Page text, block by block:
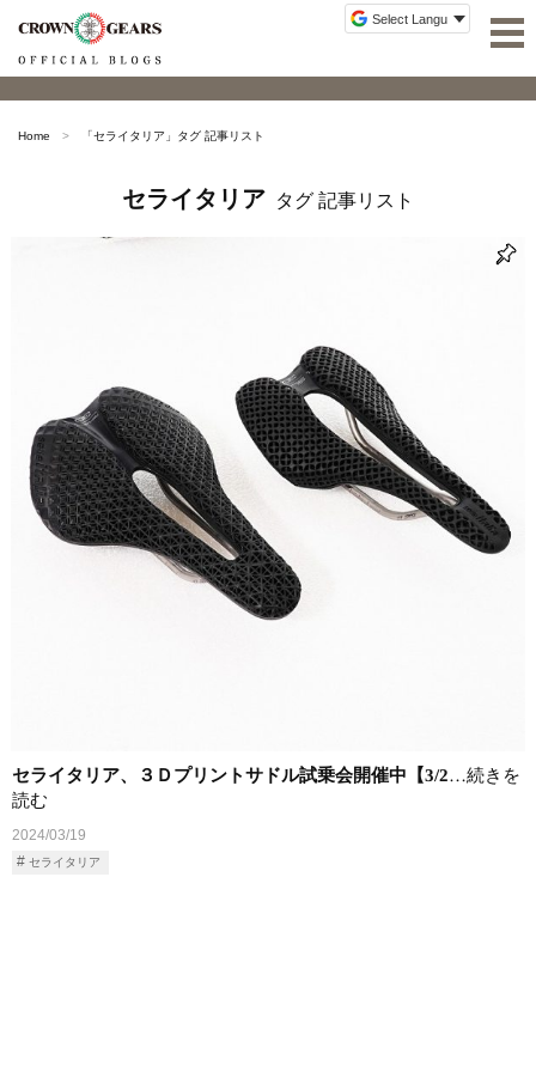
Home 「セライタリア 」タグ 記事リスト
セライタリア タグ 記事リスト
セライタリア、３Ｄプリントサドル試乗会開催中【3/2…続きを
読む
2024/03/19
セライタリア